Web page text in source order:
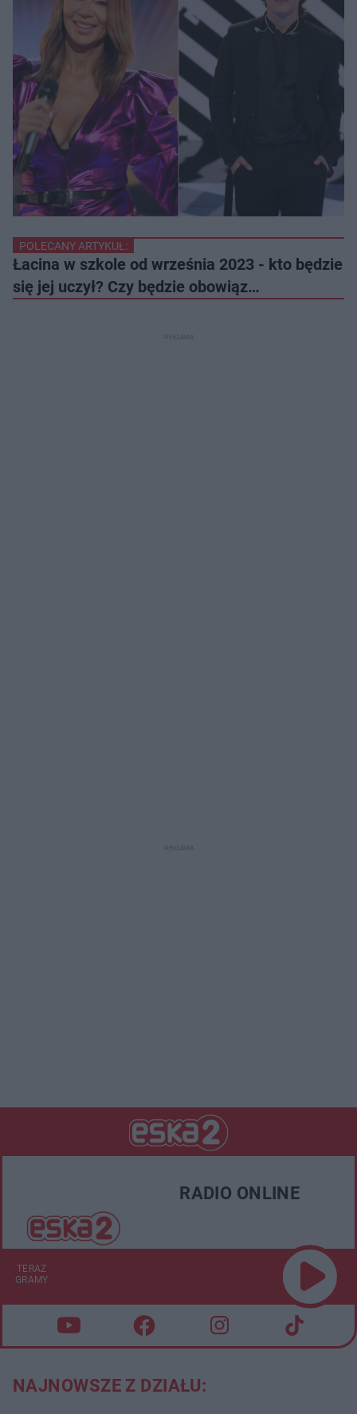
POLECANY ARTYKUŁ:
Łacina w szkole od września 2023 - kto będzie
się jej uczył? Czy będzie obowiąz…
RADIO ONLINE
TERAZ
GRAMY
NAJNOWSZE Z DZIAŁU: